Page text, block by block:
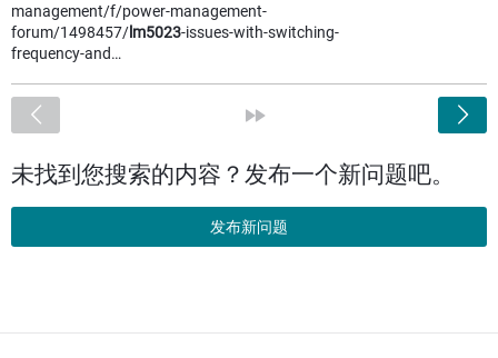
management/f/power-management-
forum/1498457/ lm5023-issues-with-switching-
frequency-and…
未找到您搜索的内容？发布一个新问题吧。
发布新问题